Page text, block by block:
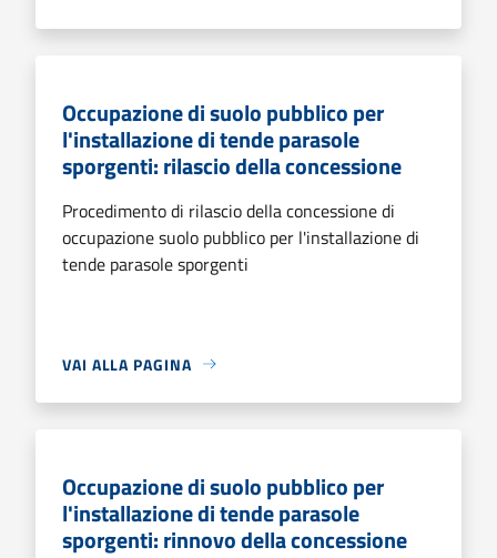
Occupazione di suolo pubblico per
l'installazione di tende parasole
sporgenti: rilascio della concessione
Procedimento di rilascio della concessione di
occupazione suolo pubblico per l'installazione di
tende parasole sporgenti
VAI ALLA PAGINA
Occupazione di suolo pubblico per
l'installazione di tende parasole
sporgenti: rinnovo della concessione